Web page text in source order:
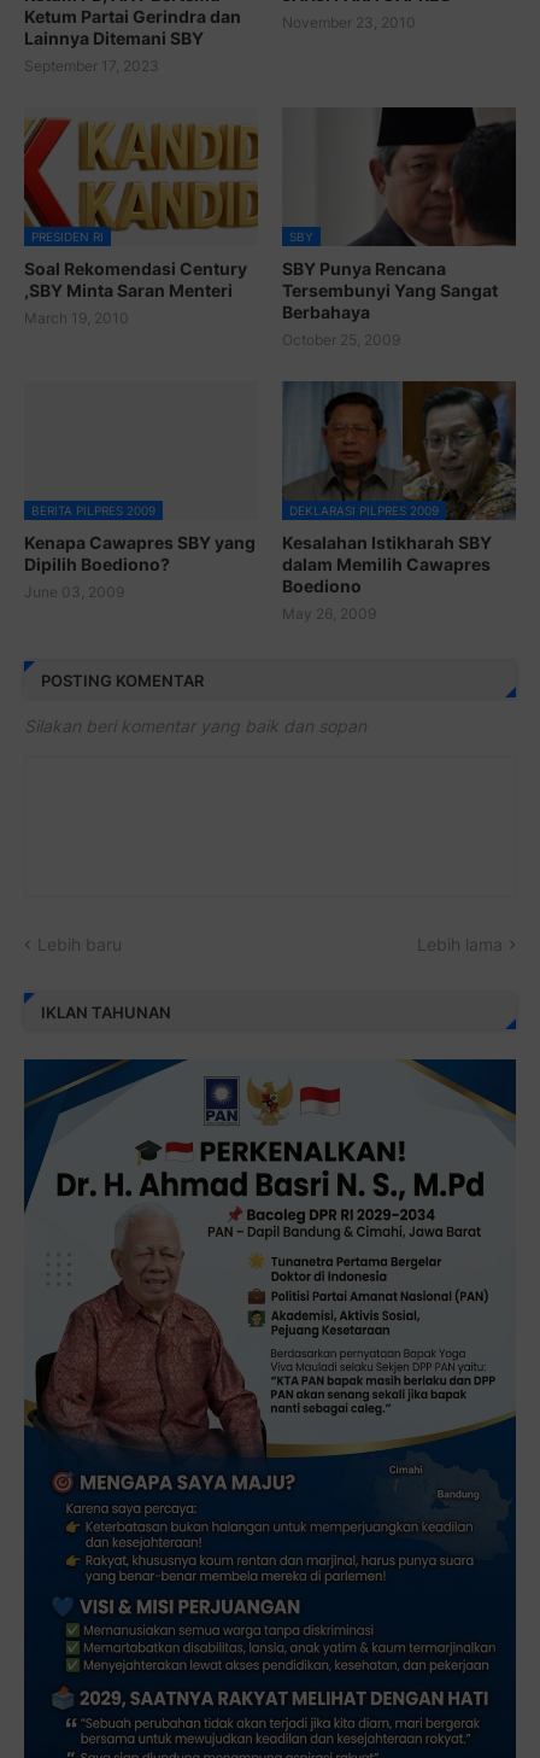
Ketum Partai Gerindra dan
Lainnya Ditemani SBY
September 17, 2023
November 23, 2010
PRESIDEN RI
Soal Rekomendasi Century
,SBY Minta Saran Menteri
March 19, 2010
SBY
SBY Punya Rencana
Tersembunyi Yang Sangat
Berbahaya
October 25, 2009
BERITA PILPRES 2009
Kenapa Cawapres SBY yang
Dipilih Boediono?
June 03, 2009
DEKLARASI PILPRES 2009
Kesalahan Istikharah SBY
dalam Memilih Cawapres
Boediono
May 26, 2009
POSTING KOMENTAR
Silakan beri komentar yang baik dan sopan
Lebih baru Lebih lama
IKLAN TAHUNAN